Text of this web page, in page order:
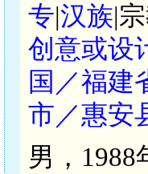
专|汉族|
创意或设
国／福建
市／惠安
男，